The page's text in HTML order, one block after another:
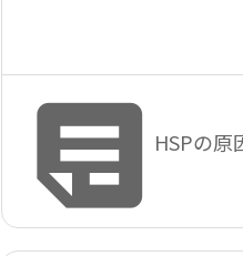
HSPの原